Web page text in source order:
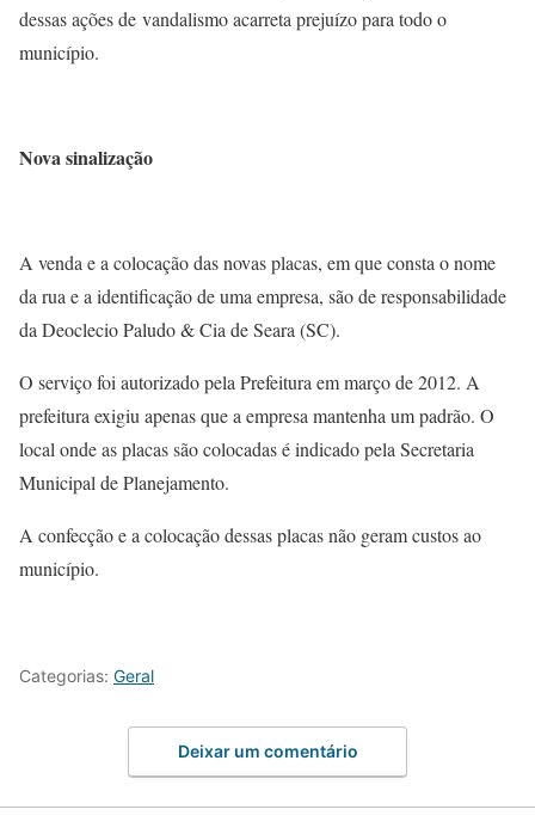
dessas ações de vandalismo acarreta prejuízo para todo o
município.
Nova sinalização
A venda e a colocação das novas placas, em que consta o nome
da rua e a identificação de uma empresa, são de responsabilidade
da Deoclecio Paludo & Cia de Seara (SC).
O serviço foi autorizado pela Prefeitura em março de 2012. A
prefeitura exigiu apenas que a empresa mantenha um padrão. O
local onde as placas são colocadas é indicado pela Secretaria
Municipal de Planejamento.
A confecção e a colocação dessas placas não geram custos ao
município.
Categorias: Geral
Deixar um comentário